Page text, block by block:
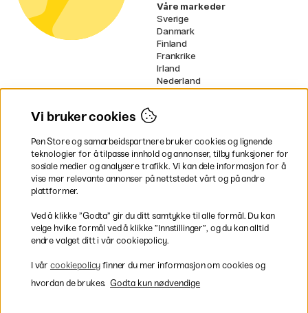
Våre markeder
Sverige
Danmark
Finland
Frankrike
Irland
Nederland
Tyskland
* Spesifikkefraktvilkårgjelder for
voluminøse varer.
Rask og smidig levering
Vi bruker cookies
Pen Store og samarbeidspartnere bruker cookies og lignende
teknologier for å tilpasse innhold og annonser, tilby funksjoner for
sosiale medier og analysere trafikk. Vi kan dele informasjon for å
vise mer relevante annonser på nettstedet vårt og på andre
plattformer.
Ved å klikke ”Godta” gir du ditt samtykke til alle formål. Du kan
velge hvilke formål ved å klikke ”Innstillinger”, og du kan alltid
endre valget ditt i vår cookiepolicy.
I vår cookiepolicy finner du mer informasjon om cookies og
hvordan de brukes. Godta kun nødvendige